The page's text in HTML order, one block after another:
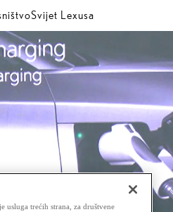
Svijet Lexusa
usluga trećih strana, za društvene